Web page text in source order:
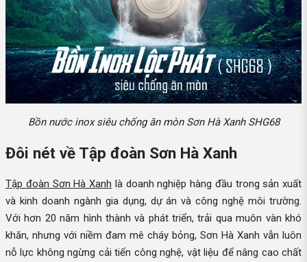
Bồn nước inox siêu chống ăn mòn Sơn Hà Xanh SHG68
Đôi nét về Tập đoàn Sơn Hà Xanh
Tập đoàn Sơn Hà Xanh là doanh nghiệp hàng đầu trong sản xuất
và kinh doanh ngành gia dụng, dự án và công nghệ môi trường.
Với hơn 20 năm hình thành và phát triển, trải qua muôn vàn khó
khăn, nhưng với niềm đam mê cháy bỏng, Sơn Hà Xanh vẫn luôn
nỗ lực không ngừng cải tiến công nghệ, vật liệu để nâng cao chất